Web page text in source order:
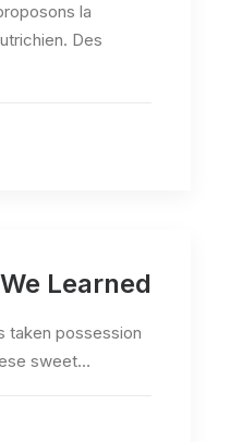
la
Des
Learned
taken possession
sweet…